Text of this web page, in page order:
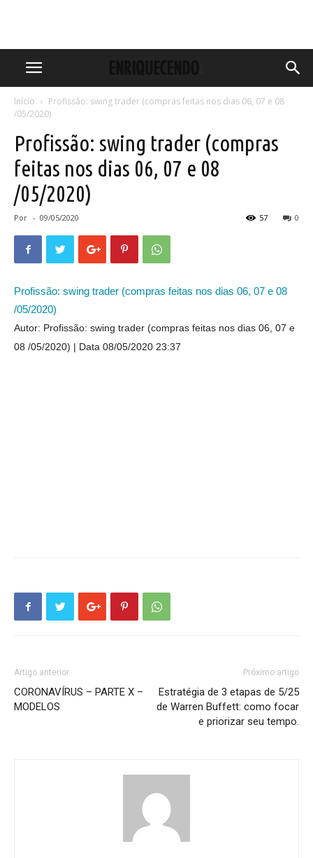
Início
Profissão: swing trader (compras feitas nos dias 06, 07 e 08
/05/2020)
Profissão: swing trader (compras
feitas nos dias 06, 07 e 08
/05/2020)
Por - 09/05/2020 0
57
Profissão: swing trader (compras feitas nos dias 06, 07 e 08
/05/2020)
Autor: Profissão: swing trader (compras feitas nos dias 06, 07 e
08 /05/2020)
Data 08/05/2020 23:37
Artigo anterior
CORONAVÍRUS – PARTE X –
MODELOS
Próximo artigo
Estratégia de 3 etapas de 5/25
de Warren Buffett: como focar
e priorizar seu tempo.